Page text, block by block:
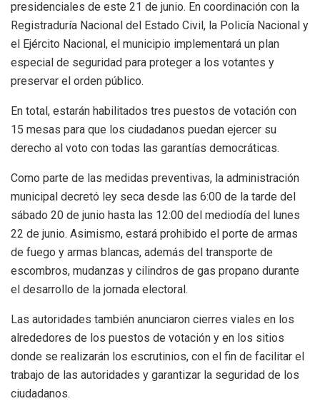
presidenciales de este 21 de junio. En coordinación con la
Registraduría Nacional del Estado Civil, la Policía Nacional y
el Ejército Nacional, el municipio implementará un plan
especial de seguridad para proteger a los votantes y
preservar el orden público.
En total, estarán habilitados tres puestos de votación con
15 mesas para que los ciudadanos puedan ejercer su
derecho al voto con todas las garantías democráticas.
Como parte de las medidas preventivas, la administración
municipal decretó ley seca desde las 6:00 de la tarde del
sábado 20 de junio hasta las 12:00 del mediodía del lunes
22 de junio. Asimismo, estará prohibido el porte de armas
de fuego y armas blancas, además del transporte de
escombros, mudanzas y cilindros de gas propano durante
el desarrollo de la jornada electoral.
Las autoridades también anunciaron cierres viales en los
alrededores de los puestos de votación y en los sitios
donde se realizarán los escrutinios, con el fin de facilitar el
trabajo de las autoridades y garantizar la seguridad de los
ciudadanos.